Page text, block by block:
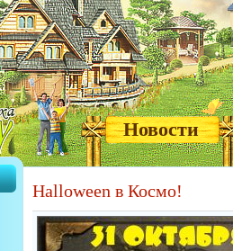
Новости
Halloween в Космо!